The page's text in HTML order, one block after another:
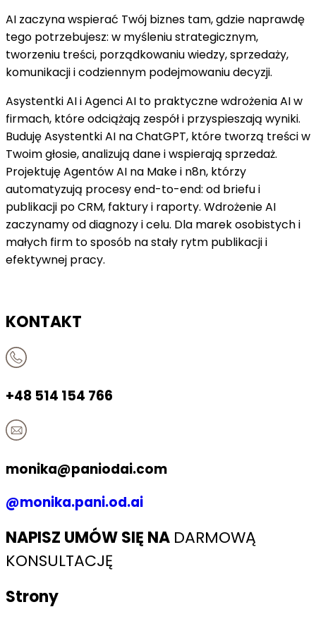
AI zaczyna wspierać Twój biznes tam, gdzie naprawdę
tego potrzebujesz: w myśleniu strategicznym,
tworzeniu treści, porządkowaniu wiedzy, sprzedaży,
komunikacji i codziennym podejmowaniu decyzji.
Asystentki AI i Agenci AI to praktyczne wdrożenia AI w
firmach, które odciążają zespół i przyspieszają wyniki.
Buduję Asystentki AI na ChatGPT, które tworzą treści w
Twoim głosie, analizują dane i wspierają sprzedaż.
Projektuję Agentów AI na Make i n8n, którzy
automatyzują procesy end-to-end: od briefu i
publikacji po CRM, faktury i raporty. Wdrożenie AI
zaczynamy od diagnozy i celu. Dla marek osobistych i
małych firm to sposób na stały rytm publikacji i
efektywnej pracy.
KONTAKT
+48 514 154 766
monika@paniodai.com​
@monika.pani.od.ai
NAPISZ UMÓW SIĘ NA DARMOWĄ
KONSULTACJĘ
Strony